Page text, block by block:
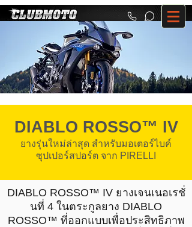
DIABLO ROSSO™ IV
ยางรุ่นใหม่ล่าสุด สำหรับมอเตอร์ไบค์
ซุปเปอร์สปอร์ต จาก PIRELLI
DIABLO ROSSO™ IV ยางเจนเนอเรชั่
นที่ 4 ในตระกูลยาง DIABLO
ROSSO™ ที่ออกแบบเพื่อประสิทธิภาพ